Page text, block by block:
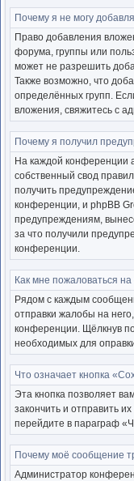
Почему я не могу
Право добавления
форума, группы или
может не разрешить
Также возможно, что
определённых групп.
вложения, свяжитесь с
Почему я получил
На каждой конференции
собственный свод
получить
конференции, и phpBB
предупреждениям,
за что получили
конференции.
Как мне пожаловаться
Рядом с каждым
отправки жалобы на
конференции. Щёлкнув
необходимых для
Что означает кнопка
Эта кнопка позволяет
закончить и отправить
перейдите в параграф
Почему моё сообщение
Администратор